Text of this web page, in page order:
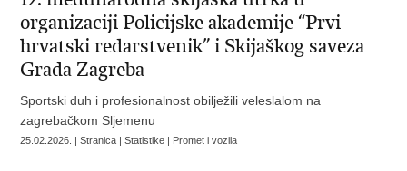
organizaciji Policijske akademije “Prvi
hrvatski redarstvenik” i Skijaškog saveza
Grada Zagreba
Sportski duh i profesionalnost obilježili veleslalom na
zagrebačkom Sljemenu
25.02.2026. | Stranica | Statistike | Promet i vozila